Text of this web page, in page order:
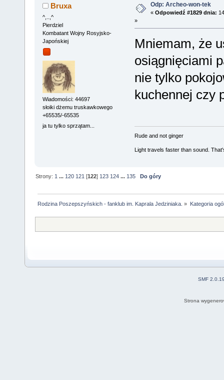
Bruxa
^,..,^
Pierdziel
Kombatant Wojny Rosyjsko-
Japońskiej
Wiadomości: 44697
słoiki dżemu truskawkowego
+65535/-65535
ja tu tylko sprzątam...
Odp: Archeo-won-tek
« Odpowiedź #1829 dnia:
»
Mniemam, że
osiągnięciami
nie tylko
kuchennej czy
Rude and not ginger
Light travels faster than sound.
Strony: 1 ... 120 121 [122] 123 124 ... 135 Do góry
Rodzina Poszepszyńskich - fanklub im. Kaprala Jedziniaka. » Kategoria
SMF
Strona